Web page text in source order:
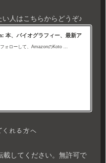
人はこちらからどうぞ♪
本、バイオグラフィー、最新ア
ォローして、AmazonのKoto ...
れる方へ
載してください。無許可で